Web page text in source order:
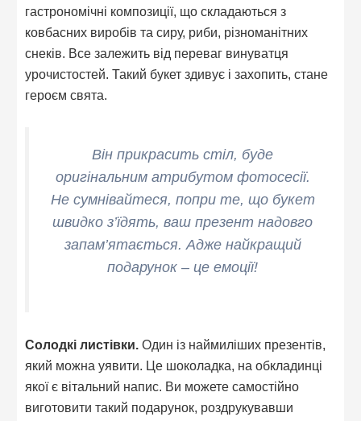
гастрономічні композиції, що складаються з
ковбасних виробів та сиру, риби, різноманітних
снеків. Все залежить від переваг винуватця
урочистостей. Такий букет здивує і захопить, стане
героєм свята.
Він прикрасить стіл, буде
оригінальним атрибутом фотосесії.
Не сумнівайтеся, попри те, що букет
швидко з’їдять, ваш презент надовго
запам’ятається. Адже найкращий
подарунок – це емоції!
Солодкі листівки. Один із наймиліших презентів,
який можна уявити. Це шоколадка, на обкладинці
якої є вітальний напис. Ви можете самостійно
виготовити такий подарунок, роздрукувавши